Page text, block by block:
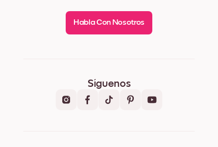
Habla Con Nosotros
Síguenos